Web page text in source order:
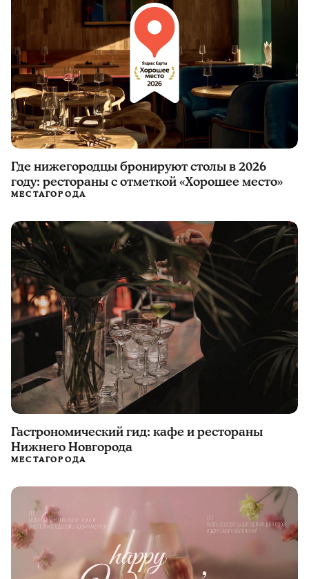
Где нижегородцы бронируют столы в 2026
году: рестораны с отметкой «Хорошее место»
МЕСТАГОРОДА
Гастрономический гид: кафе и рестораны
Нижнего Новгорода
МЕСТАГОРОДА